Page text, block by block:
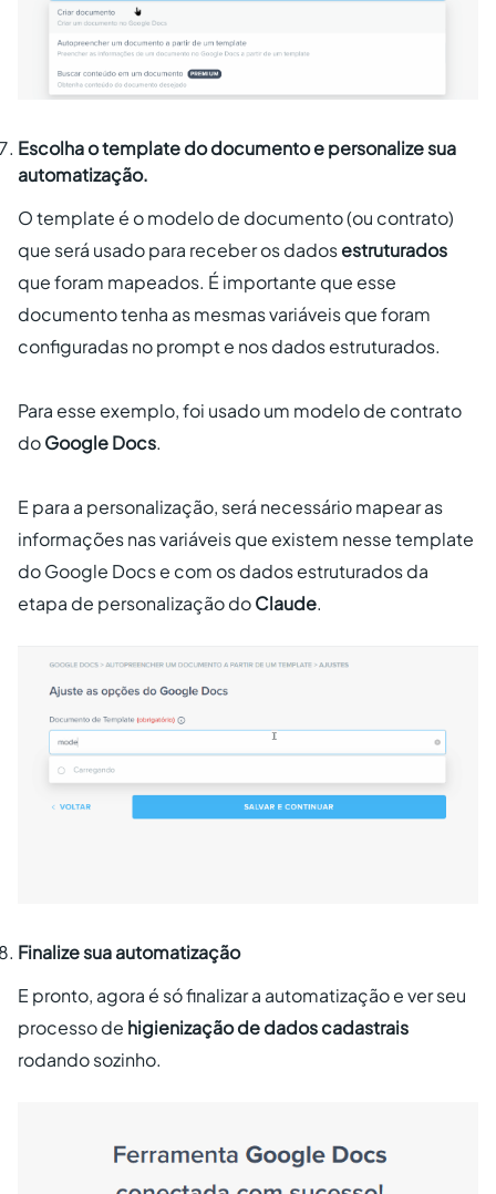
Escolha o template do documento e personalize sua
automatização.
O template é o modelo de documento (ou contrato)
que será usado para receber os dadosestruturados
que foram mapeados. É importante que esse
documento tenha as mesmas variáveis que foram
configuradas no prompt e nos dados estruturados.
Para esse exemplo, foi usado um modelo de contrato
doGoogle Docs.
E para a personalização, será necessário mapear as
informações nas variáveis que existem nesse template
do Google Docs e com os dados estruturados da
etapa de personalização doClaude.
Finalize sua automatização
E pronto, agora é só finalizar a automatização e ver seu
processo de higienização de dados cadastrais
rodando sozinho.